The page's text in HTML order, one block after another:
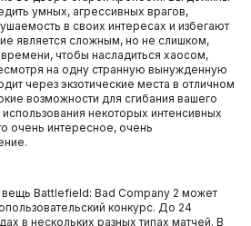
умных, агрессивных врагов,
в своих интересах и избегают
является сложным, но не слишком,
чтобы насладиться хаосом,
на одну странную вынужденную
через экзотические места в отличном
возможности для сгибания вашего
некоторых интенсивных
очень интересное, очень
Battlefield: Bad Company 2 может
конкурс. До 24
в нескольких разных типах матчей. В